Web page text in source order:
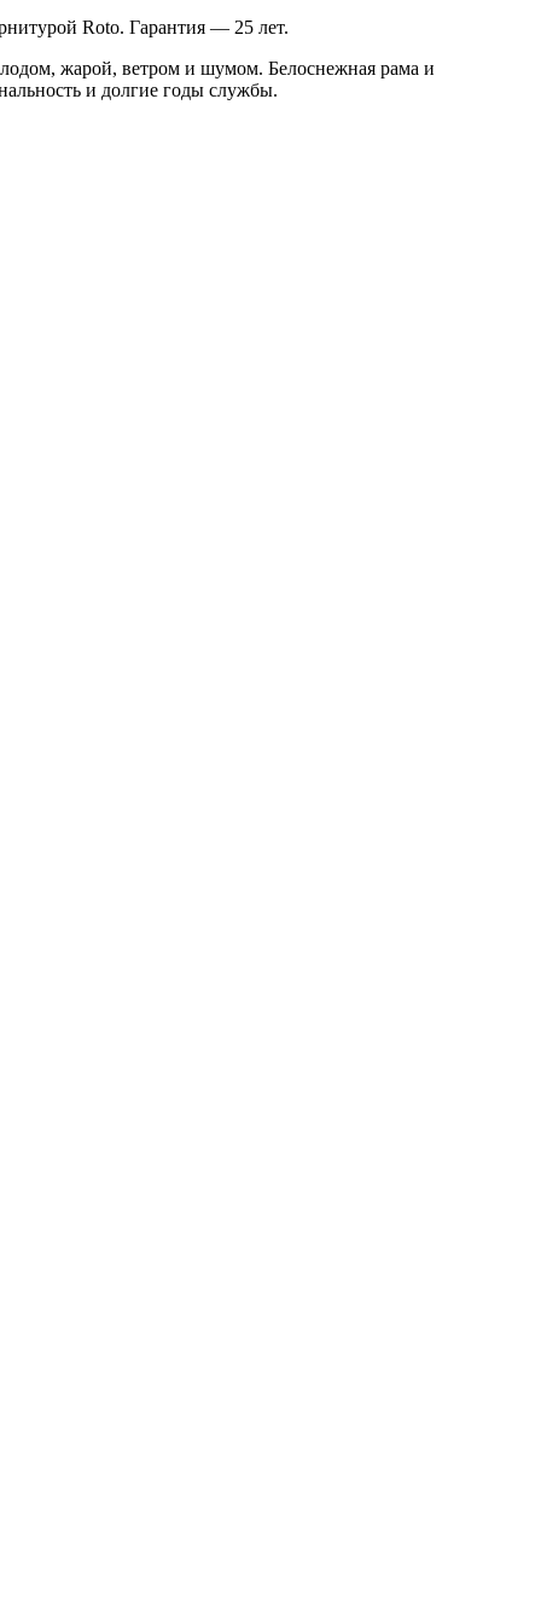
Roto. Гарантия — 25 лет.
жарой, ветром и шумом. Белоснежная рама и
и долгие годы службы.